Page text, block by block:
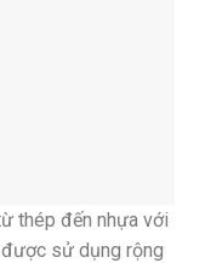
thép đến nhựa với
được sử dụng rộng